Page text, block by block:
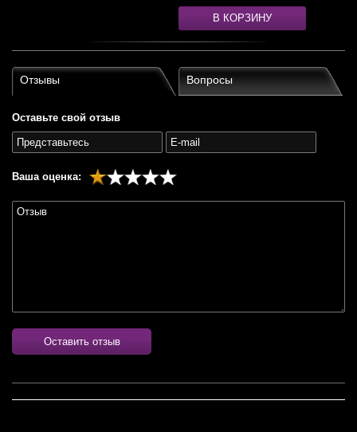
В КОРЗИНУ
Отзывы Вопросы
Оставьте свой отзыв
Ваша оценка:
Оставить отзыв